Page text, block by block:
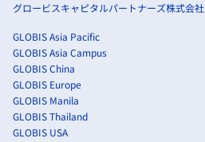
グロービスキャピタルパートナーズ株式会社
GLOBIS Asia Pacific
GLOBIS Asia Campus
GLOBIS China
GLOBIS Europe
GLOBIS Manila
GLOBIS Thailand
GLOBIS USA